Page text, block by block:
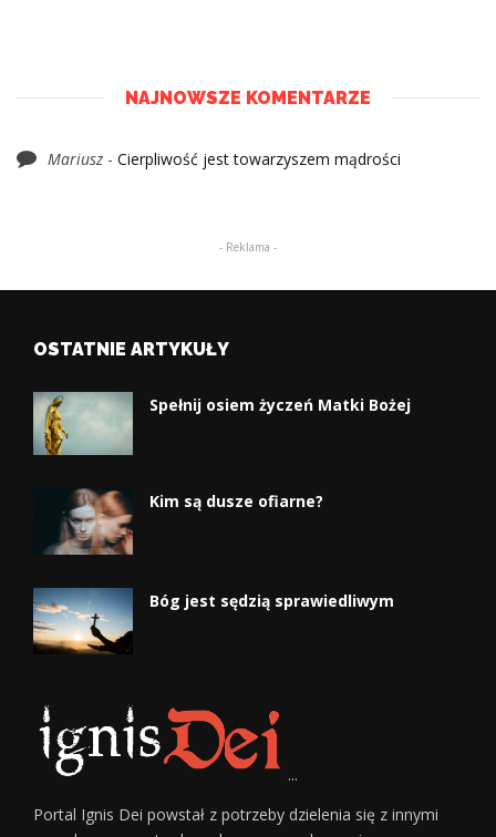
NAJNOWSZE KOMENTARZE
Mariusz - Cierpliwość jest towarzyszem mądrości
- Reklama -
OSTATNIE ARTYKUŁY
Spełnij osiem życzeń Matki Bożej
Kim są dusze ofiarne?
Bóg jest sędzią sprawiedliwym
...
Portal Ignis Dei powstał z potrzeby dzielenia się z innymi